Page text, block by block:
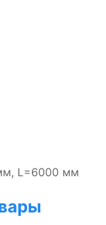
L=6000 мм